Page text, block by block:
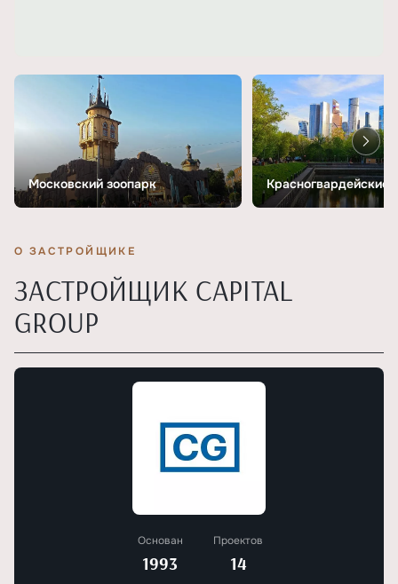
Московский зоопарк Красногвардейские
О ЗАСТРОЙЩИКЕ
ЗАСТРОЙЩИК CAPITAL
GROUP
Основан
1993
Проектов
14